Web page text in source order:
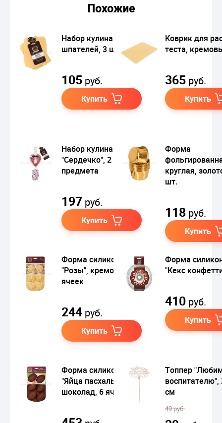
Похожие
Набор кулинарных
шпателей, 3 шт
105 руб.
Купить
Коврик для
теста,
365 руб.
Купить
Набор кулинарный
"Сердечко", 2
предмета
197 руб.
Купить
Форма
круглая,
шт.
118 руб.
Купить
Форма силиконовая
"Розы", кремовый, 6
ячеек
244 руб.
Купить
Форма
"Кекс
410 руб.
Купить
Форма силиконовая
"Яйца пасхальные",
шоколад, 6 ячеек
Топпер
воспитателю",
см
49 руб.